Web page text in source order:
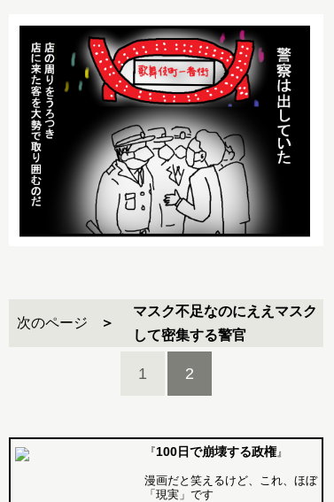
次のページ
マスク不足なのにええマスク
して密集する警官
1 2
『100日で崩壊する政権』
漫画だと笑えるけど、これ、ほぼ
「現実」です